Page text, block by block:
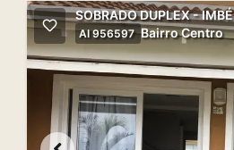
SOBRADO DUPLEX - IMBÉ
AI 956597 Bairro Centro